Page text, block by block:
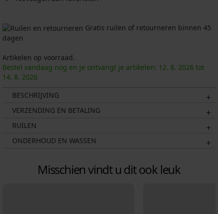
Gratis ruilen of retourneren binnen 45
dagen
Artikelen op voorraad.
Bestel vandaag nog en je ontvangt je artikelen: 12. 8. 2026 tot
14. 8. 2026
BESCHRIJVING
VERZENDING EN BETALING
RUILEN
ONDERHOUD EN WASSEN
Misschien vindt u dit ook leuk